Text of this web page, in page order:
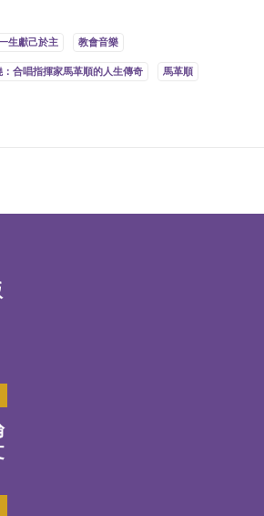
生獻己於主 教會音樂
合唱指揮家馬革順的人生傳奇 馬革順